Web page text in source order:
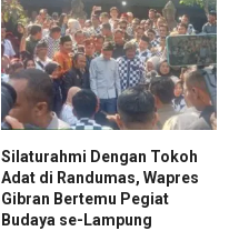
Silaturahmi Dengan Tokoh
Adat di Randumas, Wapres
Gibran Bertemu Pegiat
Budaya se-Lampung